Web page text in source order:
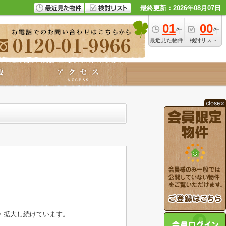
最終更新：2026年08月07日
01件
最近見た物件
00件
検討リスト
大し続けています。